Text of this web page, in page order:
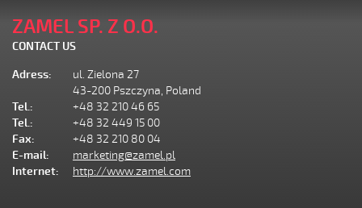
ZAMEL SP. Z O.O.
CONTACT US
Adress:
ul. Zielona 27
43-200 Pszczyna, Poland
Tel.:
+48 32 210 46 65
Tel.:
+48 32 449 15 00
Fax:
+48 32 210 80 04
E-mail:
marketing@zamel.pl
Internet:
http://www.zamel.com